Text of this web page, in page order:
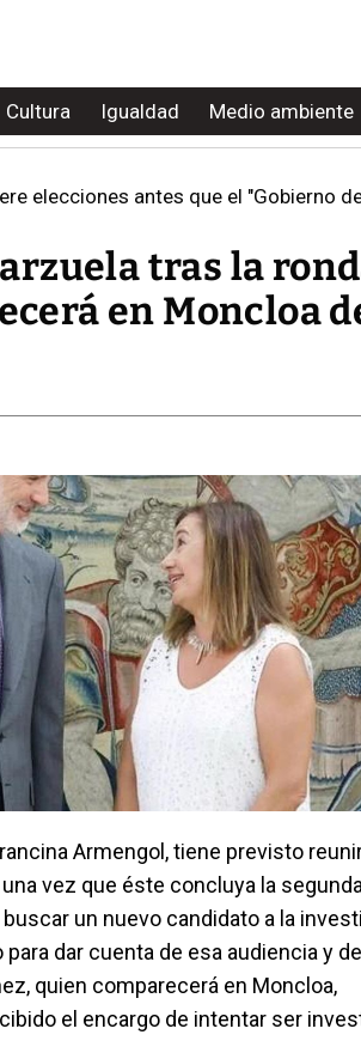
Cultura Igualdad Medio ambiente
elecciones antes que el "Gobierno
tras la
en Moncloa
Armengol, tiene previsto
vez que éste concluya la
un nuevo candidato a la
dar cuenta de esa audiencia y
quien comparecerá en Moncloa,
el encargo de intentar ser